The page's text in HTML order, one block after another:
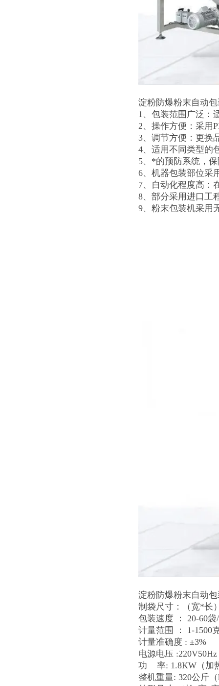
淀粉防爆粉末自动
1、包装范围广泛：
2、操作方便：采用
3、调节方便：更换
4、适用不同类型的
5、*的预防系统，
6、机器包装部位采
7、自动化程度高：
8、部分采用进口工
9、粉末包装机采用
淀粉防爆粉末自动
制袋尺寸：（宽*长
包装速度 ： 20-60
计量范围 ： 1-1500
计量准确度 : ±3%
电源电压
功 率: 1.8KW（加
整机重量: 320公斤